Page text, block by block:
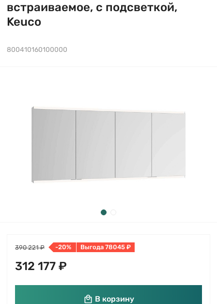
встраиваемое, с подсветкой,
Keuco
800410160100000
390 221 ₽ -20% Выгода 78045 ₽
312 177 ₽
В корзину